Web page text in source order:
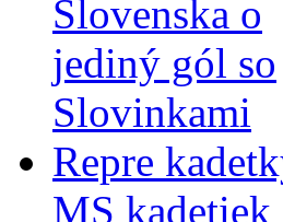
Slovenska o
jediný gól so
Slovinkami
Repre
MS kadetiek